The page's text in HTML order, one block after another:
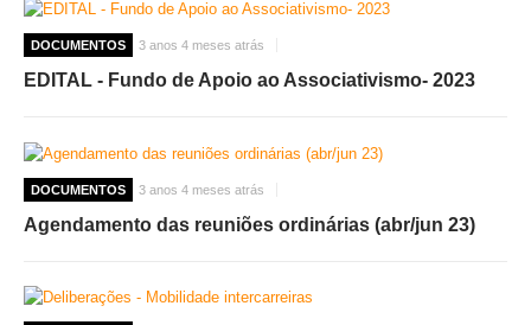
DOCUMENTOS 3 anos 4 meses atrás
EDITAL - Fundo de Apoio ao Associativismo- 2023
DOCUMENTOS 3 anos 4 meses atrás
Agendamento das reuniões ordinárias (abr/jun 23)